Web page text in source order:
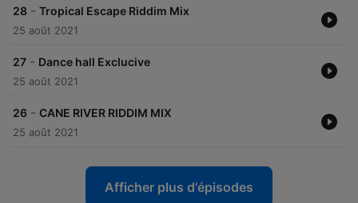
28 - Tropical Escape Riddim Mix
25 août 2021
27 - Dance hall Exclucive
25 août 2021
26 - CANE RIVER RIDDIM MIX
25 août 2021
Afficher plus d'épisodes